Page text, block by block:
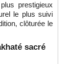
prestigieux
le plus suivi
clôturée le
sacré